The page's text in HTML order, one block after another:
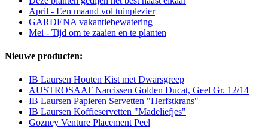
April - Een maand vol tuinplezier
GARDENA vakantiebewatering
Mei - Tijd om te zaaien en te planten
Nieuwe producten:
IB Laursen Houten Kist met Dwarsgreep
AUSTROSAAT Narcissen Golden Ducat, Geel Gr. 12/14
IB Laursen Papieren Servetten "Herfstkrans"
IB Laursen Koffieservetten "Madeliefjes"
Gozney Venture Placement Peel